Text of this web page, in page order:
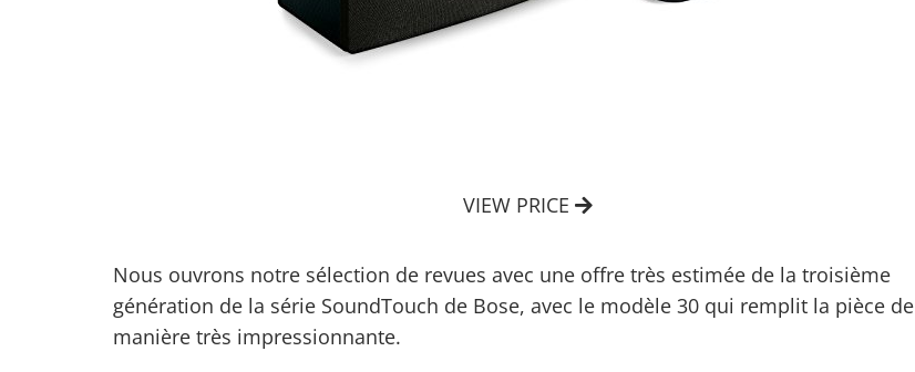
VIEW PRICE
Nous ouvrons notre sélection de revues avec une offre très estimée de la troisième
génération de la série SoundTouch de Bose, avec le modèle 30 qui remplit la pièce de
manière très impressionnante.